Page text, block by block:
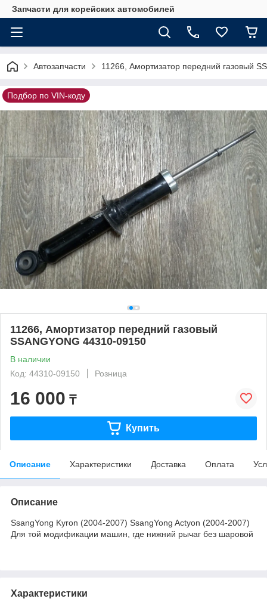
Запчасти для корейских автомобилей
Автозапчасти 11266, Амортизатор передний газовый
Подбор по VIN-коду
11266, Амортизатор передний газовый
SSANGYONG 44310-09150
В наличии
Код: 44310-09150
Розница
16 000 ₸
Купить
Описание Характеристики Доставка Оплата
Описание
SsangYong Kyron (2004-2007) SsangYong Actyon (2004-2007)
Для той модификации машин, где нижний рычаг без шаровой
Характеристики